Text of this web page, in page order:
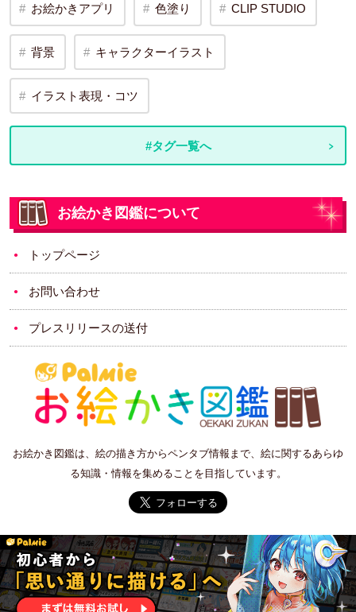
お絵かきアプリ 色塗り CLIP STUDIO
背景 キャラクターイラスト
イラスト表現・コツ
#タグ一覧へ
お絵かき図鑑について
トップページ
お問い合わせ
プレスリリースの送付
お絵かき図鑑は、絵の描き方からペンタブ情報まで、絵に関するあらゆ
る知識・情報を集めることを目指しています。